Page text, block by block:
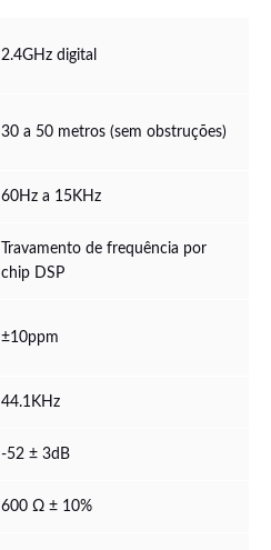
2.4GHz digital
30 a 50 metros (sem obstruções)
60Hz a 15KHz
Travamento de frequência por
chip DSP
±10ppm
44.1KHz
-52 ± 3dB
600 Ω ± 10%